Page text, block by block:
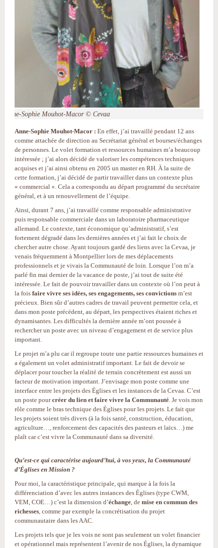
Anne-Sophie Mouhot-Macor © Cevaa
Anne-Sophie Mouhot-Macor : En effet, j’ai travaillé pendant 12 ans
comme attachée de direction au Secrétariat général et bourses/échanges
de personnes. Le volet formation et ressources humaines m’a beaucoup
intéressée ; j’ai alors décidé de valoriser les compétences techniques
acquises et j’ai ainsi obtenu en 2005 un master en RH. À la suite de
cette formation, j’ai décidé de partir travailler dans un contexte plus
« commercial ». Cela a correspondu au départ programmé du secrétaire
général, et à un renouvellement de l’équipe.
Ainsi, durant 7 ans, j’ai travaillé comme responsable administrative
puis responsable commerciale dans un laboratoire pharmaceutique
allemand. Le contexte, tant économique qu’administratif, s’est
fortement dégradé dans les dernières années et j’ai fait le choix de
chercher autre chose. Ayant toujours gardé des liens avec la Cevaa, je
venais fréquemment à Montpellier lors de mes déplacements
professionnels et je vivais la Communauté de loin. Lorsque l’on m’a
parlé fin mai dernier de la vacance de poste, j’ai tout de suite été
intéressée. Le fait de pouvoir travailler dans un contexte où l’on peut à
la fois faire vivre ses idées, ses engagements, ses convictions m’est
précieux. Bien sûr d’autres cadres de travail peuvent permettre cela, et
dans mon poste précédent, au départ, les perspectives étaient riches et
dynamisantes. Les difficultés la dernière année m’ont poussée à
rechercher un poste avec un niveau d’engagement et de service plus
important.
Le projet m’a plu car il regroupe toute une partie ressources humaines et
a également un volet administratif important. Le fait de devoir se
déplacer pour toucher la réalité de terrain concrètement est aussi un
facteur de motivation important. J’envisage mon poste comme une
interface entre les projets des Églises et les instances de la Cevaa. C’est
un poste pourcréer du lien et faire vivre la Communauté. Je vois mon
rôle comme le bras technique des Églises pour les projets. Le fait que
les projets soient très divers (à la fois santé, construction, éducation,
agriculture…, renforcement des capacités des pasteurs et laïcs…) me
plaît car c’est vivre la Communauté dans sa diversité.
Qu’est-ce qui caractérise aujourd’hui, à vos yeux, la Communauté
d’Églises en Mission ?
Pour moi, la caractéristique principale, qui marque à la fois la
différenciation d’avec les autres instances des Églises (type CWM,
VEM, COE…) c’est la dimension d’échange, de mise en commun des
richesses, comme par exemple la concrétisation du projet
communautaire dans les AAC.
Les projets tels que je les vois ne sont pas seulement un volet financier
et opérationnel mais représentent l’avenir de nos Églises, la dynamique